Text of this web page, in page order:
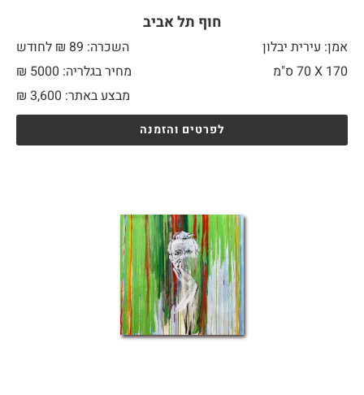
חוף תל אביב
אמן: עירית יבלון
השכרה: 89 ₪ לחודש
170 X
מחיר בגלריה: 5000 ₪
מבצע באתר:
₪ 3,600
לפרטים והזמנה